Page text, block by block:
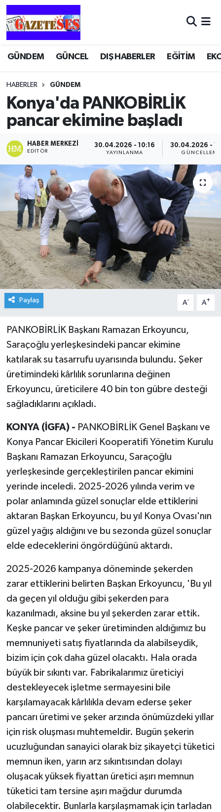
GÜNDEM GÜNCEL DIŞ HABERLER EĞİTİM
HABERLER GÜNDEM
Konya'da PANKOBİRLİK
pancar ekimine başladı
HABER MERKEZI
EDITÖR
30.04.2026 - 10:16
YAYINLANMA
30.04.2026 -
GÜNCELLEME
Paylaş A- A+
PANKOBİRLİK Başkanı Ramazan Erkoyuncu,
Saraçoğlu yerleşkesindeki pancar ekimine
katılarak su tasarrufu uyarısında bulundu. Şeker
üretimindeki kârlılık sorunlarına değinen
Erkoyuncu, üreticilere 40 bin ton gübre desteği
sağladıklarını açıkladı.
KONYA (İGFA) - PANKOBİRLİK Genel Başkanı ve
Konya Pancar Ekicileri Kooperatifi Yönetim Kurulu
Başkanı Ramazan Erkoyuncu, Saraçoğlu
yerleşkesinde gerçekleştirilen pancar ekimini
yerinde inceledi. 2025-2026 yılında verim ve
polar anlamında güzel sonuçlar elde ettiklerini
aktaran Başkan Erkoyuncu, bu yıl Konya Ovası'nın
güzel yağış aldığını ve bu sezonda güzel sonuçlar
elde edeceklerini öngördüğünü aktardı.
2025-2026 kampanya döneminde şekerden
zarar ettiklerini belirten Başkan Erkoyuncu, 'Bu yıl
da geçen yıl olduğu gibi şekerden para
kazanılmadı, aksine bu yıl şekerden zarar ettik.
Keşke pancar ve şeker üretiminden aldığımız bu
memnuniyeti satış fiyatlarında da alabilseydik,
bizim için çok daha güzel olacaktı. Hala orada
büyük bir sıkıntı var. Fabrikalarımız üreticiyi
destekleyecek işletme sermayesini bile
karşılamayacak kârlılıkla devam ederse şeker
pancarı üretimi ve şeker arzında önümüzdeki yıllar
için risk oluşması muhtemeldir. Bugün şekerin
ucuzluğundan sanayici olarak biz şikayetçi tüketici
memnun iken, yarın arz sıkıntısından dolayı
oluşacak yüksek fiyattan üretici aşırı memnun
tüketici tam tersine aşırı mağdur durumda
olabilecektir. Bunlarla karşılaşmamak için tarladan